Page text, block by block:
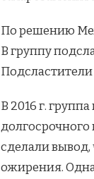
По решению
В группу
В 2016 г.
сделали
ожирения.